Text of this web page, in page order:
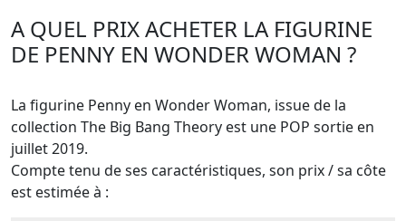
A QUEL PRIX ACHETER LA FIGURINE
DE PENNY EN WONDER WOMAN ?
La figurine Penny en Wonder Woman, issue de la
collection The Big Bang Theory est une POP sortie en
juillet 2019.
Compte tenu de ses caractéristiques, son prix / sa côte
est estimée à :